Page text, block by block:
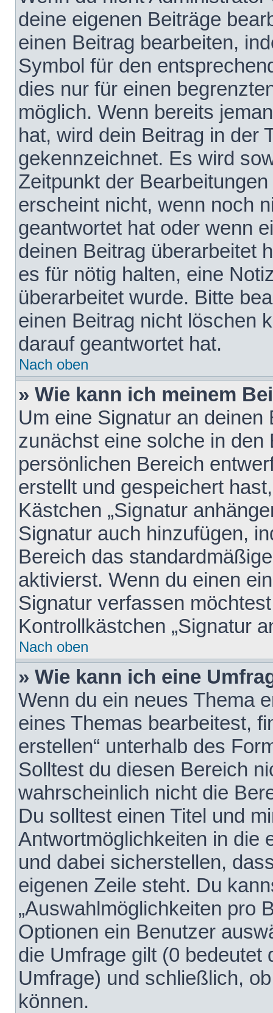
deine eigenen Beiträge
einen Beitrag bearbeiten,
Symbol für den
dies nur für einen
möglich. Wenn bereits
hat, wird dein Beitrag in der
gekennzeichnet. Es wird
Zeitpunkt der
erscheint nicht, wenn noch
geantwortet hat oder wenn
deinen Beitrag überarbeitet
es für nötig halten, eine
überarbeitet wurde. Bitte
einen Beitrag nicht löschen
darauf geantwortet hat.
Nach oben
» Wie kann ich meinem
Um eine Signatur an
zunächst eine solche in den
persönlichen Bereich
erstellt und gespeichert
Kästchen „Signatur
Signatur auch hinzufügen,
Bereich das
aktivierst. Wenn du einen
Signatur verfassen
Kontrollkästchen „Signatur
Nach oben
» Wie kann ich eine
Wenn du ein neues Thema
eines Themas bearbeitest,
erstellen“ unterhalb des
Solltest du diesen Bereich
wahrscheinlich nicht die
Du solltest einen Titel und
Antwortmöglichkeiten in die
und dabei sicherstellen,
eigenen Zeile steht. Du
„Auswahlmöglichkeiten pro
Optionen ein Benutzer
die Umfrage gilt (0 bedeutet
Umfrage) und schließlich,
können.